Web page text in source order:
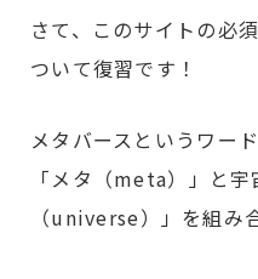
さて、このサイトの必
ついて復習です！
メタバースというワー
「メタ（meta）」と
（universe）」を組み